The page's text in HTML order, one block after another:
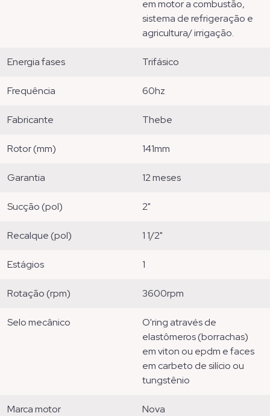
em motor a combustão,
sistema de refrigeração e
agricultura/ irrigação.
energia fases trifásico
frequência 60hz
fabricante thebe
rotor (mm) 141mm
garantia 12 meses
sucção (pol) 2"
recalque (pol) 1 1/2"
estágios 1
rotação (rpm) 3600rpm
selo mecânico
o'ring através de
elastômeros (borrachas)
em viton ou epdm e faces
em carbeto de silício ou
tungstênio
marca motor nova